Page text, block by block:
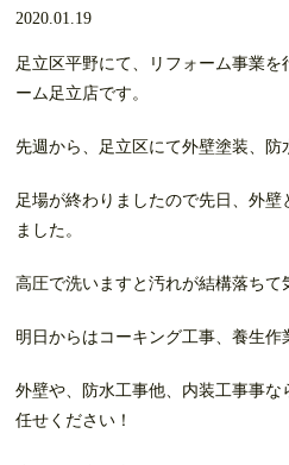
2020.01.19
足立区平野にて、リフォーム事業
ーム足立店です。
先週から、足立区にて外壁塗装、防
足場が終わりましたので先日、外
ました。
高圧で洗いますと汚れが結構落ちて
明日からはコーキング工事、養生作
外壁や、防水工事他、内装工事事
任せください！